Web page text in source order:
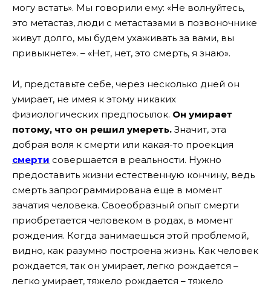
могу встать». Мы говорили ему: «Не волнуйтесь,
это метастаз, люди с метастазами в позвоночнике
живут долго, мы будем ухаживать за вами, вы
привыкнете». – «Нет, нет, это смерть, я знаю».
И, представьте себе, через несколько дней он
умирает, не имея к этому никаких
физиологических предпосылок. Он умирает
потому, что он решил умереть. Значит, эта
добрая воля к смерти или какая-то проекция
смерти совершается в реальности. Нужно
предоставить жизни естественную кончину, ведь
смерть запрограммирована еще в момент
зачатия человека. Своеобразный опыт смерти
приобретается человеком в родах, в момент
рождения. Когда занимаешься этой проблемой,
видно, как разумно построена жизнь. Как человек
рождается, так он умирает, легко рождается –
легко умирает, тяжело рождается – тяжело